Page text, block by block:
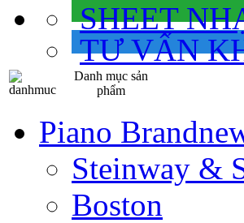
SHEET
TƯ VẤN
Danh mục sản
phẩm
Piano
Steinway &
Boston